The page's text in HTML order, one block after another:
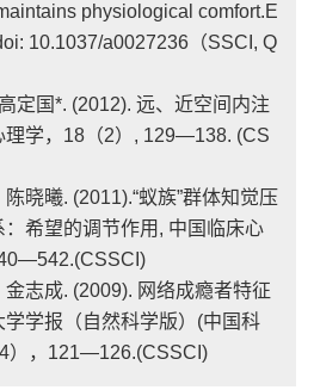
physiological comfort.E
10.1037/a0027236（SSCI, Q
定国*. (2012). 远、近空间内注
理学，18（2）, 129—138. (CS
晓曦. (2011).“蚁族”群体知觉压
希望的调节作用, 中国临床心
志成. (2009). 网络成瘾者特征
学报（自然科学版）(中国科
），121—126.(CSSCI)